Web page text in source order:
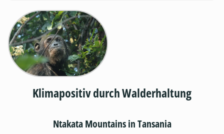
Klimapositiv durch Walderhaltung
Ntakata Mountains in Tansania